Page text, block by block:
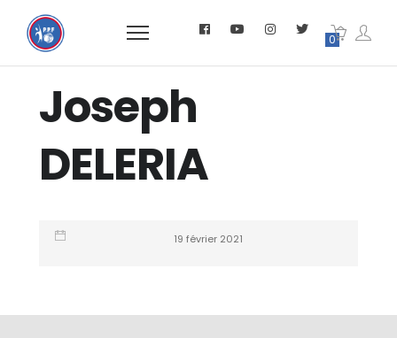
0
Joseph
DELERIA
19 février 2021